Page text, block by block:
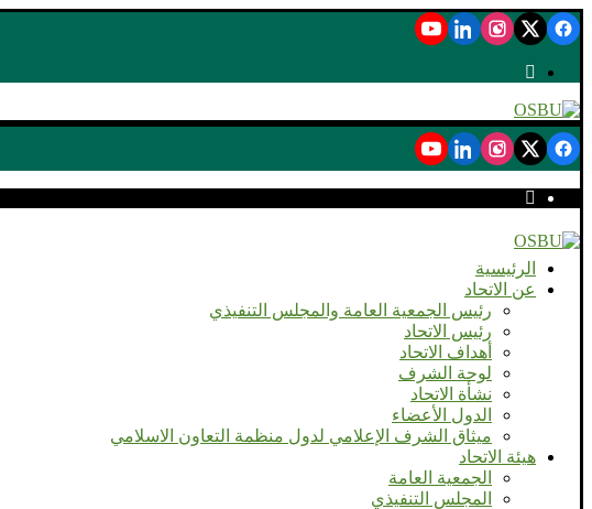
الرئيسية
عن الاتحاد
رئيس الجمعية العامة والمجلس التنفيذي
رئيس الاتحاد
أهداف الاتحاد
لوحة الشرف
نشأة الاتحاد
الدول الأعضاء
ميثاق الشرف الإعلامي لدول منظمة التعاون الاسلامي
هيئة الاتحاد
الجمعية العامة
المجلس التنفيذي